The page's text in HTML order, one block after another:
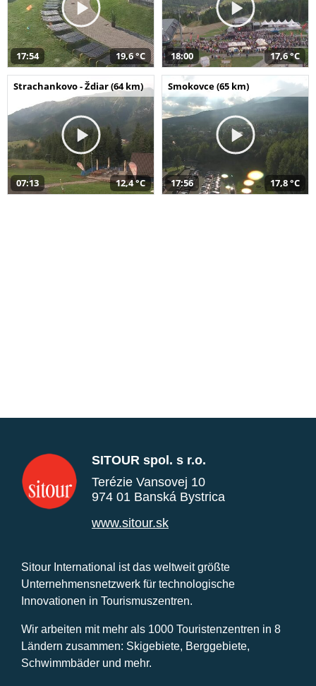
17:54 19,6 °C 18:00 17,6 °C
Strachankovo - Ždiar (64 km)
07:13 12,4 °C
Smokovce (65 km)
17:56 17,8 °C
SITOUR spol. s r.o.
Terézie Vansovej 10
974 01 Banská Bystrica
www.sitour.sk
Sitour International ist das weltweit größte
Unternehmensnetzwerk für technologische
Innovationen in Tourismuszentren.
Wir arbeiten mit mehr als 1000 Touristenzentren in 8
Ländern zusammen: Skigebiete, Berggebiete,
Schwimmbäder und mehr.